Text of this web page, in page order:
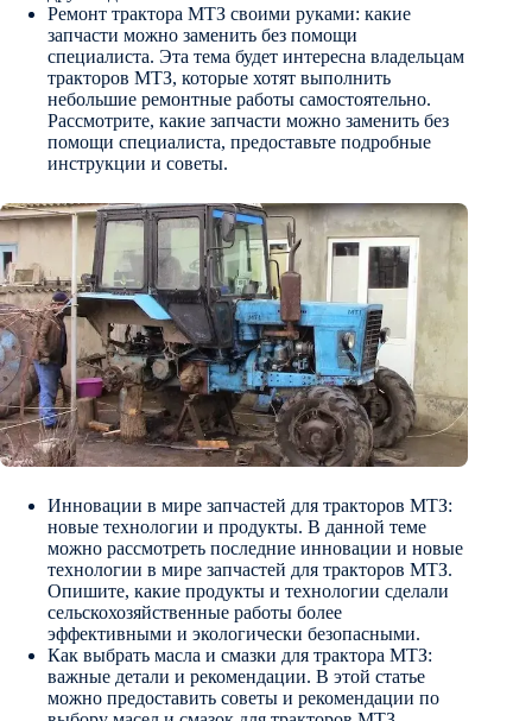
Ремонт трактора МТЗ своими руками: какие
запчасти можно заменить без помощи
специалиста. Эта тема будет интересна владельцам
тракторов МТЗ, которые хотят выполнить
небольшие ремонтные работы самостоятельно.
Рассмотрите, какие запчасти можно заменить без
помощи специалиста, предоставьте подробные
инструкции и советы.
Инновации в мире запчастей для тракторов МТЗ:
новые технологии и продукты. В данной теме
можно рассмотреть последние инновации и новые
технологии в мире запчастей для тракторов МТЗ.
Опишите, какие продукты и технологии сделали
сельскохозяйственные работы более
эффективными и экологически безопасными.
Как выбрать масла и смазки для трактора МТЗ:
важные детали и рекомендации. В этой статье
можно предоставить советы и рекомендации по